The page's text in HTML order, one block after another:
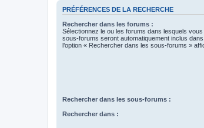
PRÉFÉRENCES DE LA RECHERCHE
Rechercher dans les forums :
Sélectionnez le ou les forums dans lesquels
sous-forums seront automatiquement inclus
l’option « Rechercher dans les sous-forums »
Rechercher dans les sous-forums :
Rechercher dans :